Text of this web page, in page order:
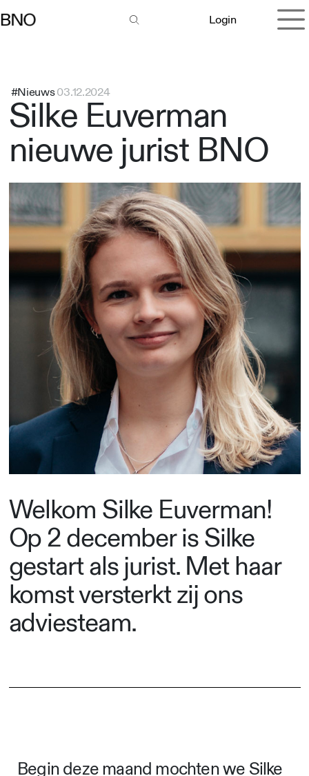
Login
#Nieuws03.12.2024
Silke Euverman
nieuwe jurist BNO
Welkom Silke Euverman!
Op 2 december is Silke
gestart als jurist. Met haar
komst versterkt zij ons
adviesteam.
Begin deze maand mochten we Silke